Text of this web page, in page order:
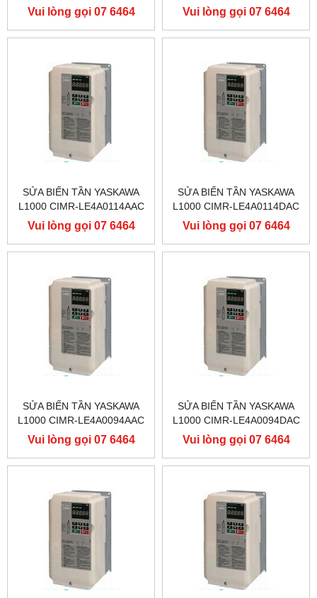
400V 75KW, BIẾN TẦN
YASKAWA L1000
Vui lòng gọi 07 6464
9556
400V 75KW, BIẾN TẦN
YASKAWA L1000
Vui lòng gọi 07 6464
9556
SỬA BIẾN TẦN YASKAWA
L1000 CIMR-LE4A0114AAC
400V 55KW, BIẾN TẦN
YASKAWA L1000
Vui lòng gọi 07 6464
9556
SỬA BIẾN TẦN YASKAWA
L1000 CIMR-LE4A0114DAC
400V 55KW, BIẾN TẦN
YASKAWA L1000
Vui lòng gọi 07 6464
9556
SỬA BIẾN TẦN YASKAWA
L1000 CIMR-LE4A0094AAC
400V 45KW, BIẾN TẦN
YASKAWA L1000
Vui lòng gọi 07 6464
9556
SỬA BIẾN TẦN YASKAWA
L1000 CIMR-LE4A0094DAC
400V 45KW, BIẾN TẦN
YASKAWA L1000
Vui lòng gọi 07 6464
9556